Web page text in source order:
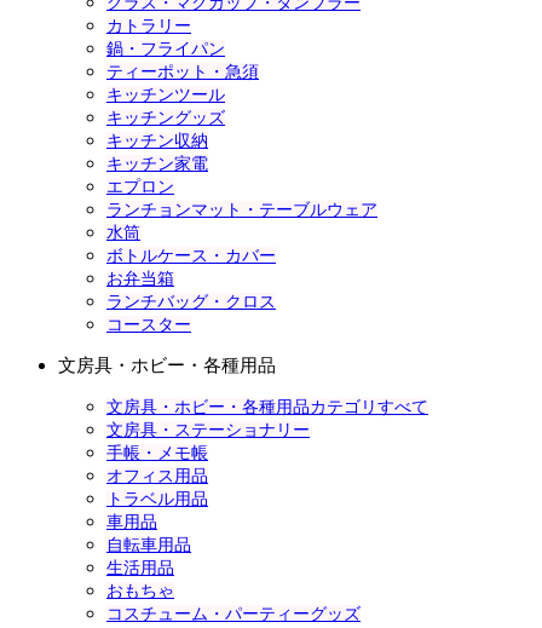
カトラリー
鍋・フライパン
ティーポット・急須
キッチンツール
キッチングッズ
キッチン収納
キッチン家電
エプロン
ランチョンマット・テーブルウェア
水筒
ボトルケース・カバー
お弁当箱
ランチバッグ・クロス
コースター
文房具・ホビー・各種用品
文房具・ホビー・各種用品カテゴリすべて
文房具・ステーショナリー
手帳・メモ帳
オフィス用品
トラベル用品
車用品
自転車用品
生活用品
おもちゃ
コスチューム・パーティーグッズ